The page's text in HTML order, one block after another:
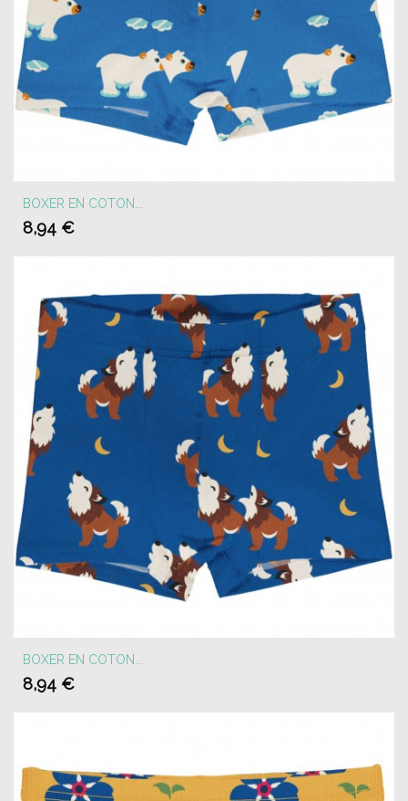
BOXER EN COTON...
8,94 €
BOXER EN COTON...
8,94 €